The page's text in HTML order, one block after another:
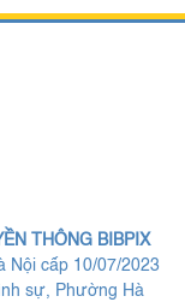
THÔNG BIBPIX
Nội cấp 10/07/2023
sự, Phường Hà